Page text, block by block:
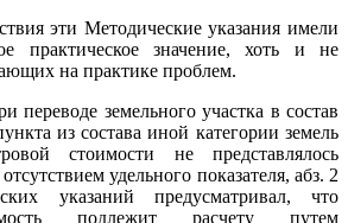
эти Методические указания имели
практическое значение, хоть и не
на практике проблем.
переводе земельного участка в состав
из состава иной категории земель
стоимости не представлялось
удельного показателя, абз. 2
указаний предусматривал, что
подлежит расчету путем